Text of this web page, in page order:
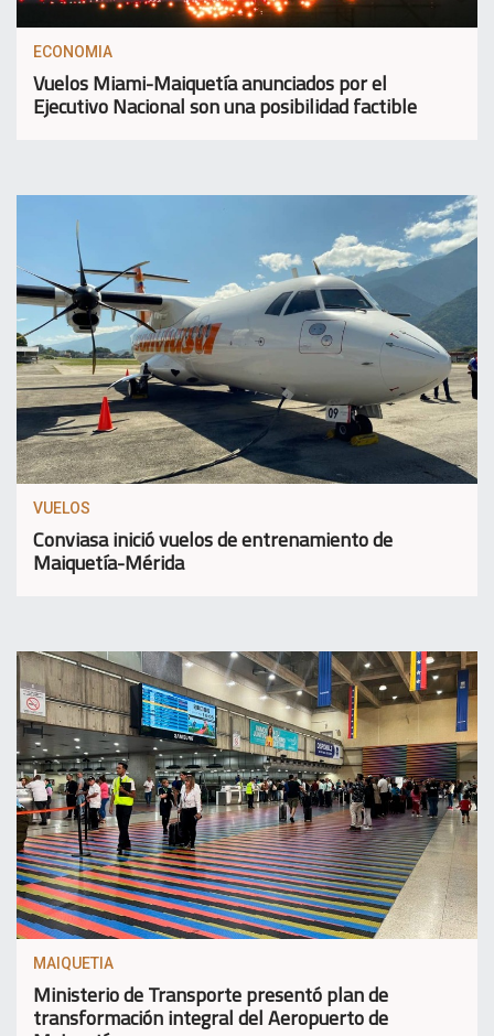
ECONOMIA
Vuelos Miami-Maiquetía anunciados por el
Ejecutivo Nacional son una posibilidad factible
VUELOS
Conviasa inició vuelos de entrenamiento de
Maiquetía-Mérida
MAIQUETIA
Ministerio de Transporte presentó plan de
transformación integral del Aeropuerto de